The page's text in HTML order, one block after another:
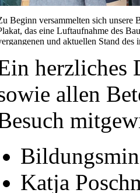
Beginn versammelten sich unsere
das eine Luftaufnahme des
und aktuellen Stand des
herzliches
allen
Katja